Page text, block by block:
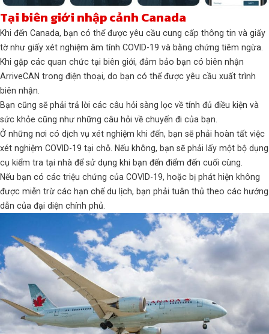
Tại biên giới nhập cảnh Canada
Khi đến Canada, bạn có thể được yêu cầu cung cấp thông tin và giấy
tờ như giấy xét nghiệm âm tính COVID-19 và bằng chứng tiêm ngừa.
Khi gặp các quan chức tại biên giới, đảm bảo bạn có biên nhận
ArriveCAN trong điện thoại, do bạn có thể được yêu cầu xuất trình
biên nhận.
Bạn cũng sẽ phải trả lời các câu hỏi sàng lọc về tính đủ điều kiện và
sức khỏe cũng như những câu hỏi về chuyến đi của bạn.
Ở những nơi có dịch vụ xét nghiệm khi đến, bạn sẽ phải hoàn tất việc
xét nghiệm COVID-19 tại chỗ. Nếu không, bạn sẽ phải lấy một bộ dụng
cụ kiểm tra tại nhà để sử dụng khi bạn đến điểm đến cuối cùng.
Nếu bạn có các triệu chứng của COVID-19, hoặc bị phát hiện không
được miễn trừ các hạn chế du lịch, bạn phải tuân thủ theo các hướng
dẫn của đại diện chính phủ.